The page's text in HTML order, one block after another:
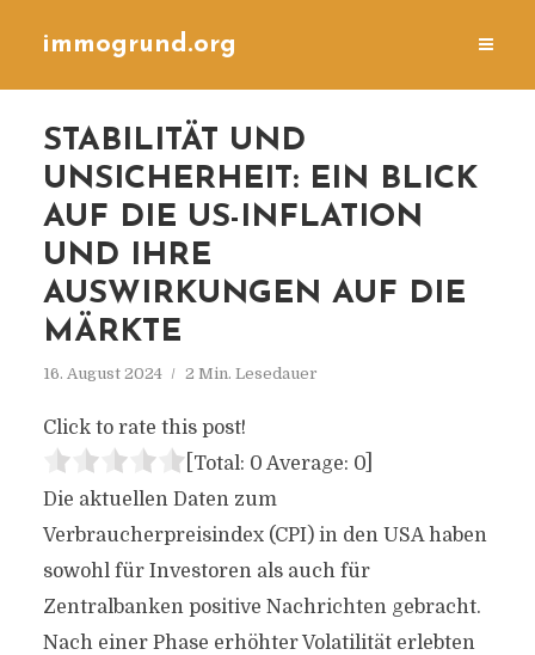
immogrund.org
STABILITÄT UND
UNSICHERHEIT: EIN BLICK
AUF DIE US-INFLATION
UND IHRE
AUSWIRKUNGEN AUF DIE
MÄRKTE
16. August 2024 2 Min. Lesedauer
Click to rate this post!
[Total: 0 Average: 0]
Die aktuellen Daten zum
Verbraucherpreisindex (CPI) in den USA haben
sowohl für Investoren als auch für
Zentralbanken positive Nachrichten gebracht.
Nach einer Phase erhöhter Volatilität erlebten